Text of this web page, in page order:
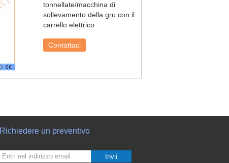
tonnellate/macchina di
sollevamento della gru con il
carrello elettrico
Contattaci
Richiedere un preventivo
Invii